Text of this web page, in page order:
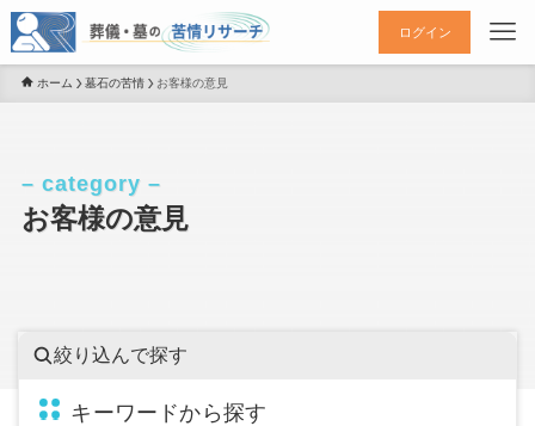
ログイン
ホーム 墓石の苦情 お客様の意見
お客様の意見
– category –
絞り込んで探す
キーワードから探す